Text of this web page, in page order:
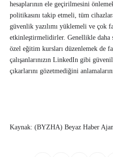
hesaplarının ele geçirilmesini
politikasını takip etmeli, tüm
güvenlik yazılımı yüklemeli ve çok
etkinleştirmelidirler. Genellikle daha
özel eğitim kursları düzenlemek de
çalışanlarınızın LinkedIn gibi
çıkarlarını gözetmediğini
Kaynak: (BYZHA) Beyaz Haber